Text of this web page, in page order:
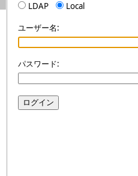
LDAP
Local
ユーザー名:
パスワード:
ログイン